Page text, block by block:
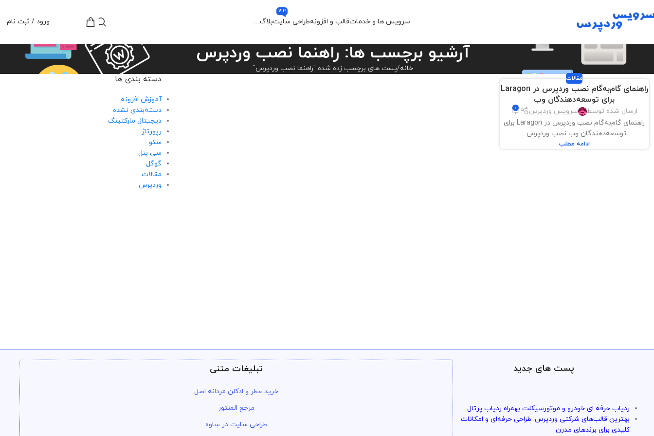
سرویس ها و خدماتقالب و افزونهطراحی سایت
VIP
بلاگ… ورود / ثبت نام
آرشیو برچسب ها: راهنما نصب وردپرس
خانه پست های برچسب زده شده "راهنما نصب وردپرس"
مقالات
راهنمای گام‌به‌گام نصب وردپرس در Laragon
برای توسعه‌دهندگان وب
ارسال شده توسط سرویس وردپرس 0
راهنمای گام‌به‌گام نصب وردپرس در Laragon برای
توسعه‌دهندگان وب نصب وردپرس...
ادامه مطلب
دسته بندی ها
آموزش افزونه
دسته‌بندی نشده
دیجیتال مارکتینگ
رپورتاژ
سئو
سی پنل
گوگل
مقالات
وردپرس
پست های جدید
.
ردیاب حرفه ای خودرو و موتورسیکلت بهمراه ردیاب پرتال
بهترین قالب‌های شرکتی وردپرس: طراحی حرفه‌ای و امکانات
کلیدی برای برندهای مدرن
تبلیغات متنی
خرید عطر و ادکلن مردانه اصل
مرجع المنتور
طراحی سایت در ساوه